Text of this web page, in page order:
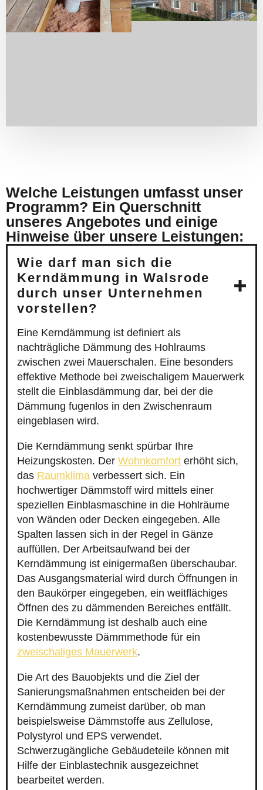
Welche Leistungen umfasst unser
Programm? Ein Querschnitt
unseres Angebotes und einige
Hinweise über unsere Leistungen:
Wie darf man sich die
Kerndämmung in Walsrode
durch unser Unternehmen
vorstellen?
Eine Kerndämmung ist definiert als
nachträgliche Dämmung des Hohlraums
zwischen zwei Mauerschalen. Eine besonders
effektive Methode bei zweischaligem Mauerwerk
stellt die Einblasdämmung dar, bei der die
Dämmung fugenlos in den Zwischenraum
eingeblasen wird.
Die Kerndämmung senkt spürbar Ihre
Heizungskosten. Der Wohnkomfort erhöht sich,
das Raumklima verbessert sich. Ein
hochwertiger Dämmstoff wird mittels einer
speziellen Einblasmaschine in die Hohlräume
von Wänden oder Decken eingegeben. Alle
Spalten lassen sich in der Regel in Gänze
auffüllen. Der Arbeitsaufwand bei der
Kerndämmung ist einigermaßen überschaubar.
Das Ausgangsmaterial wird durch Öffnungen in
den Baukörper eingegeben, ein weitflächiges
Öffnen des zu dämmenden Bereiches entfällt.
Die Kerndämmung ist deshalb auch eine
kostenbewusste Dämmmethode für ein
zweischaliges Mauerwerk.
Die Art des Bauobjekts und die Ziel der
Sanierungsmaßnahmen entscheiden bei der
Kerndämmung zumeist darüber, ob man
beispielsweise Dämmstoffe aus Zellulose,
Polystyrol und EPS verwendet.
Schwerzugängliche Gebäudeteile können mit
Hilfe der Einblastechnik ausgezeichnet
bearbeitet werden.